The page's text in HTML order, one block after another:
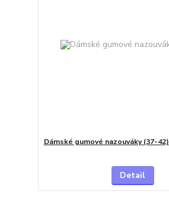
Dámské gumové nazouváky (37-42)
Detail